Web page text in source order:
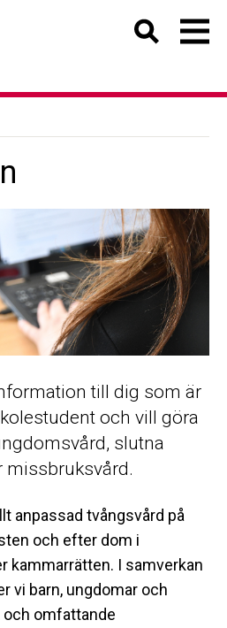
till dig som är
och vill göra
slutna
missbruksvård.
anpassad tvångsvård på
och efter dom i
kammarrätten. I samverkan
vi barn, ungdomar och
och omfattande